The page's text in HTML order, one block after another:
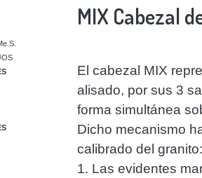
MIX Cabezal
El cabezal MIX
alisado, por sus 3
forma simultánea
Dicho mecanismo
calibrado del granito:
1. Las evidentes